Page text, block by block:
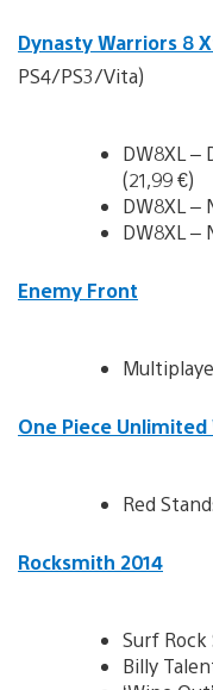
Dynasty Warriors 8
PS4/PS3/Vita)
DW8XL –
(21,99 €)
DW8XL –
DW8XL –
Enemy Front
One Piece Unlimited
Red
Rocksmith 2014
Surf Rock
Billy